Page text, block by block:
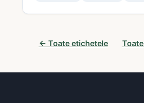
← Toate etichetele